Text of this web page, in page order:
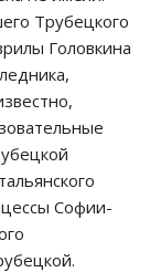
Трубецкого
Головкина
Софии-